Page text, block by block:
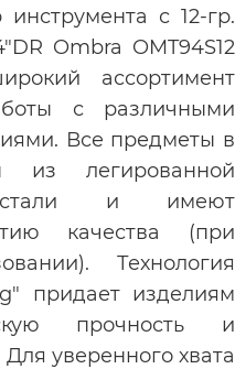
с 12-гр.
Ombra OMT94S12
ассортимент
с различными
Все предметы в
из легированной
стали и имеют
качества (при
Технология
придает изделиям
прочность и
уверенного хвата